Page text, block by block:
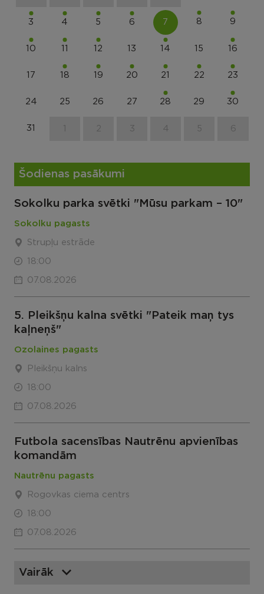
3 4 5 6 7 8 9
10 11 12 13 14 15 16
17 18 19 20 21 22 23
24 25 26 27 28 29 30
31 2 3 4 5 6
Šodienas pasākumi
Sokolku parka svētki "Mūsu parkam – 10"
Sokolku pagasts
Strupļu estrāde
18:00
07.08.2026
5. Pleikšņu kalna svētki "Pateik maņ tys
kaļneņš"
Ozolaines pagasts
Pleikšņu kalns
18:00
07.08.2026
Futbola sacensības Nautrēnu apvienības
komandām
Nautrēnu pagasts
Rogovkas ciema centrs
18:00
07.08.2026
Vairāk